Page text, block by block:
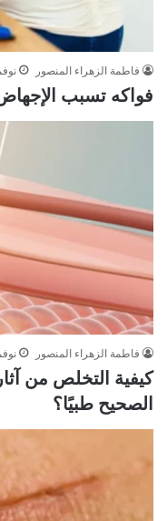
فاطمة الزهراء المنصور نوفمبر
فواكه تسبب الإجهاض
فاطمة الزهراء المنصور
كيفية التخلص من
الصحيح طبيًا؟